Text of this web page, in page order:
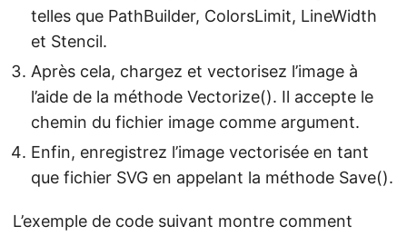
telles que PathBuilder, ColorsLimit, LineWidth
et Stencil.
Après cela, chargez et vectorisez l’image à
l’aide de la méthode Vectorize(). Il accepte le
chemin du fichier image comme argument.
Enfin, enregistrez l’image vectorisée en tant
que fichier SVG en appelant la méthode Save().
L’exemple de code suivant montre comment